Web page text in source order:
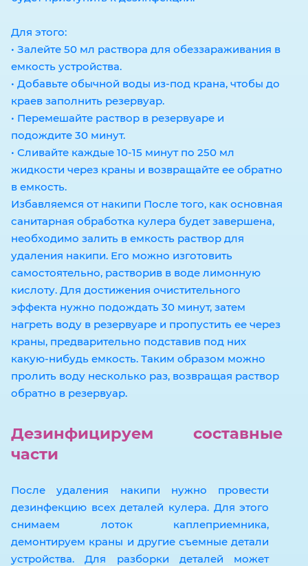
Для этого:
• Залейте 50 мл раствора для обеззараживания в
емкость устройства.
• Добавьте обычной воды из-под крана, чтобы до
краев заполнить резервуар.
• Перемешайте раствор в резервуаре и
подождите 30 минут.
• Сливайте каждые 10-15 минут по 250 мл
жидкости через краны и возвращайте ее обратно
в емкость.
Избавляемся от накипи После того, как основная
санитарная обработка кулера будет завершена,
необходимо залить в емкость раствор для
удаления накипи. Его можно изготовить
самостоятельно, растворив в воде лимонную
кислоту. Для достижения очистительного
эффекта нужно подождать 30 минут, затем
нагреть воду в резервуаре и пропустить ее через
краны, предварительно подставив под них
какую-нибудь емкость. Таким образом можно
пролить воду несколько раз, возвращая раствор
обратно в резервуар.
Дезинфицируем составные
части
После удаления накипи нужно провести
дезинфекцию всех деталей кулера. Для этого
снимаем лоток каплеприемника,
демонтируем краны и другие съемные детали
устройства. Для разборки деталей может